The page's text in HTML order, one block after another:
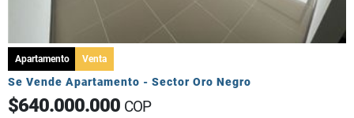
Apartamento Venta
Se Vende Apartamento - Sector Oro Negro
$640.000.000 COP